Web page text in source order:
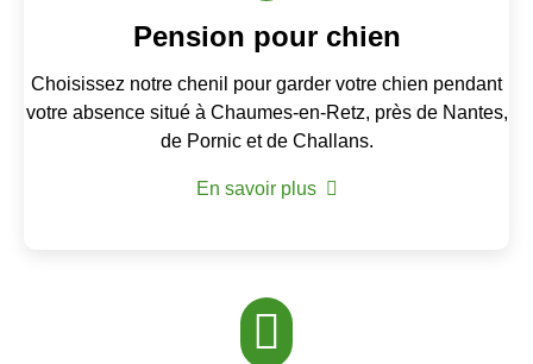
Pension pour chien
Choisissez notre chenil pour garder votre chien pendant
votre absence situé à Chaumes-en-Retz, près de Nantes,
de Pornic et de Challans.
En savoir plus